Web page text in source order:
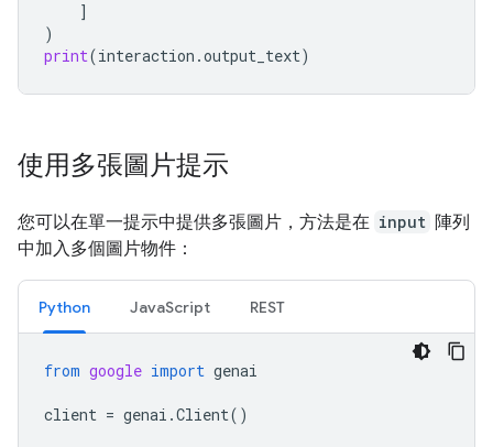
]
)
print(interaction .output_text)
使用多張圖片提示
您可以在單一提示中提供多張圖片，方法是在 input 陣列
中加入多個圖片物件：
Python JavaScript REST
from google import genai
client = genai .Client()